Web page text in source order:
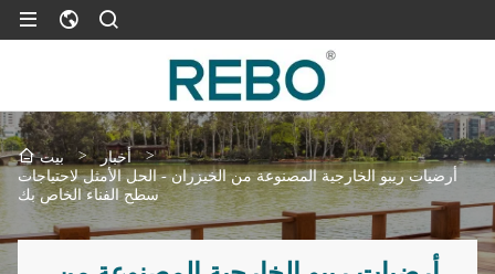
بيت > أخبار
>
أرضيات ريبو الخارجية المصنوعة من الخيزران - الحل الأمثل لاحتياجات
سطح الفناء الخاص بك